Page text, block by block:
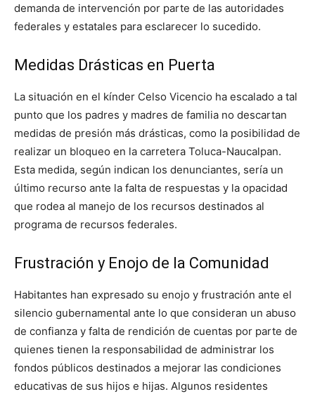
demanda de intervención por parte de las autoridades
federales y estatales para esclarecer lo sucedido.
Medidas Drásticas en Puerta
La situación en el kínder Celso Vicencio ha escalado a tal
punto que los padres y madres de familia no descartan
medidas de presión más drásticas, como la posibilidad de
realizar un bloqueo en la carretera Toluca-Naucalpan.
Esta medida, según indican los denunciantes, sería un
último recurso ante la falta de respuestas y la opacidad
que rodea al manejo de los recursos destinados al
programa de recursos federales.
Frustración y Enojo de la Comunidad
Habitantes han expresado su enojo y frustración ante el
silencio gubernamental ante lo que consideran un abuso
de confianza y falta de rendición de cuentas por parte de
quienes tienen la responsabilidad de administrar los
fondos públicos destinados a mejorar las condiciones
educativas de sus hijos e hijas. Algunos residentes